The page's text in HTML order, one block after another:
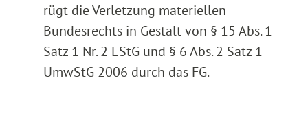
rügt die Verletzung materiellen
Bundesrechts in Gestalt von § 15 Abs. 1
Satz 1 Nr. 2 EStG und § 6 Abs. 2 Satz 1
UmwStG 2006 durch das FG.